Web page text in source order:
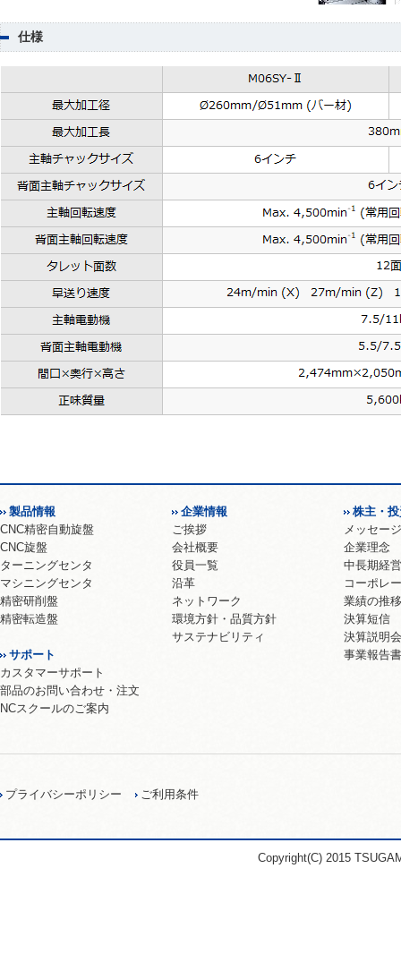
仕様
製品情報
CNC精密自動旋盤
CNC旋盤
ターニングセンタ
マシニングセンタ
精密研削盤
精密転造盤
サポート
カスタマーサポート
部品のお問い合わせ・注文
NCスクールのご案内
企業情報
ご挨拶
会社概要
役員一覧
沿革
ネットワーク
環境方針・品質方針
サステナビリティ
株主・
メッセージ
企業理念
中長期経
コーポレ
業績の推移
決算短信
決算説明会
事業報告書
プライバシーポリシー ご利用条件
Copyright(C) 2015